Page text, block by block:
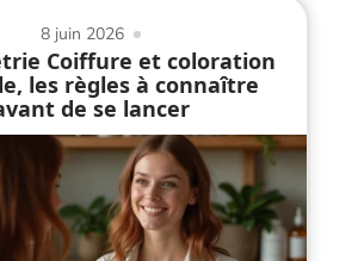
8 juin 2026
Coiffure et coloration
les règles à connaître
de se lancer